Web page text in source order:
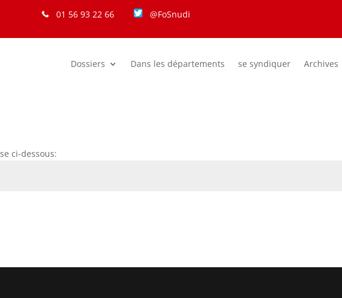
01 56 93 22 66 @FoSnudi
Dossiers Dans les départements se syndiquer Archives
ci-dessous: